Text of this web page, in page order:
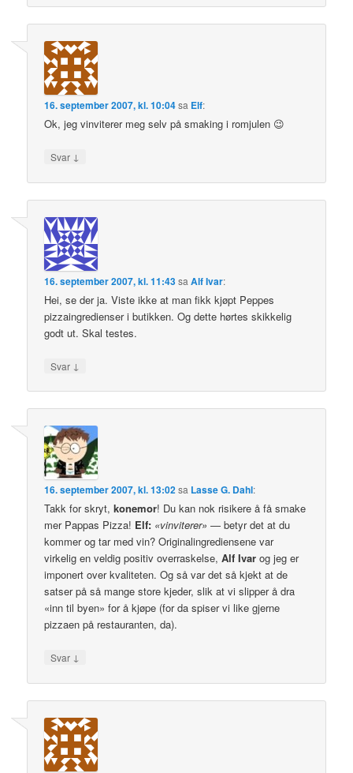
16. september 2007, kl. 10:04sa Elf:
Ok, jeg vinviterer meg selv på smaking i romjulen 😉
Svar ↓
16. september 2007, kl. 11:43sa Alf Ivar:
Hei, se der ja. Viste ikke at man fikk kjøpt Peppes
pizzaingredienser i butikken. Og dette hørtes skikkelig
godt ut. Skal testes.
Svar ↓
16. september 2007, kl. 13:02sa Lasse G. Dahl:
Takk for skryt,konemor! Du kan nok risikere å få smake
mer Pappas Pizza! Elf: «vinviterer» — betyr det at du
kommer og tar med vin? Originalingrediensene var
virkelig en veldig positiv overraskelse,Alf Ivar og jeg er
imponert over kvaliteten. Og så var det så kjekt at de
satser på så mange store kjeder, slik at vi slipper å dra
«inn til byen» for å kjøpe (for da spiser vi like gjerne
pizzaen på restauranten, da).
Svar ↓